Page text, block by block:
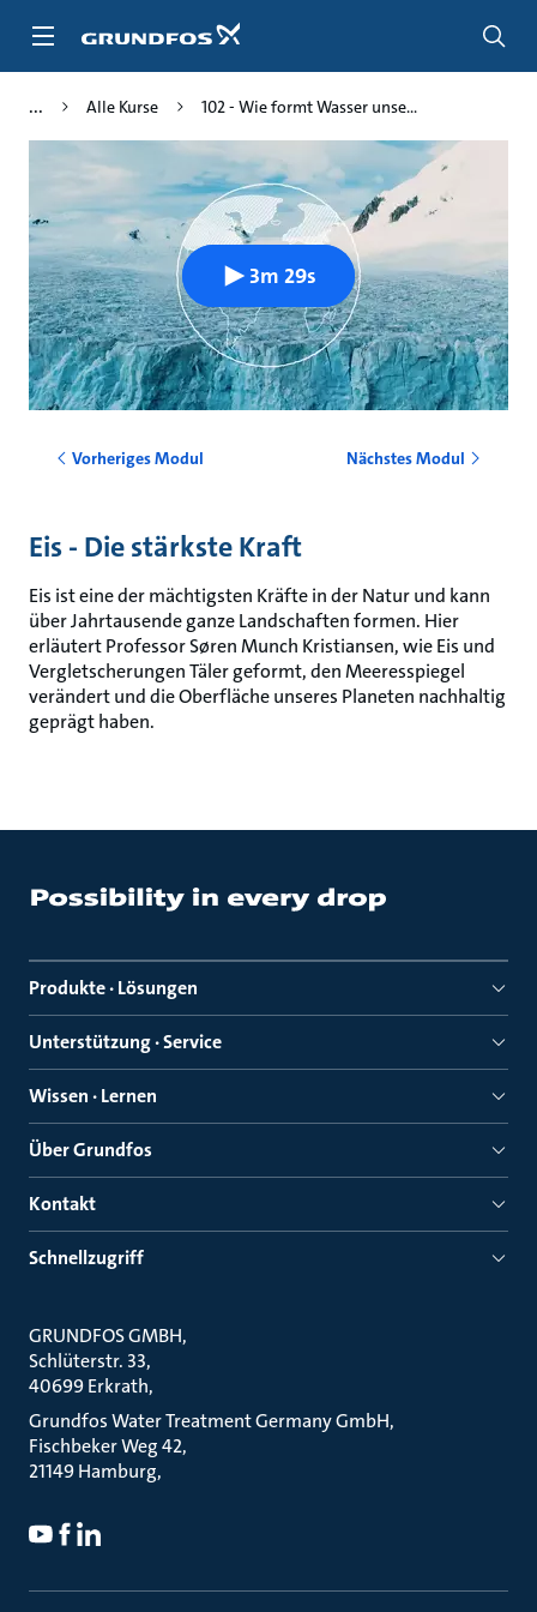
Inhalt
Alle Kurse 102 - Wie formt Wasser unse...
3m 29s
Vorheriges Modul Nächstes Modul
Eis - Die stärkste Kraft
Eis ist eine der mächtigsten Kräfte in der Natur und kann
über Jahrtausende ganze Landschaften formen. Hier
erläutert Professor Søren Munch Kristiansen, wie Eis und
Vergletscherungen Täler geformt, den Meeresspiegel
verändert und die Oberfläche unseres Planeten nachhaltig
geprägt haben.
Produkte · Lösungen
Unterstützung · Service
Wissen · Lernen
Über Grundfos
Kontakt
Schnellzugriff
GRUNDFOS GMBH
Schlüterstr. 33
40699 Erkrath
Grundfos Water Treatment Germany GmbH
Fischbeker Weg 42
21149 Hamburg